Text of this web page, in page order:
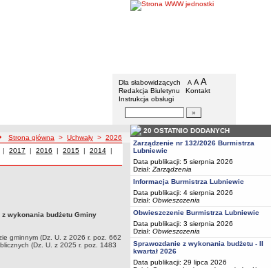
BIP - Urząd Miejski w
Menu dodatkowe
Dla słabowidzących A pomniejsz czcionkę
A standardowy rozmiar
A
Redakcja Biuletynu
Kontakt
Instrukcja obsługi
Wyszukiwarka artykułów
nawigacji
Strona główna > Uchwały > 2026
z roku
| Uchwały z roku
2017 | Uchwały z roku
2016 | Uchwały z roku
2015 | Uchwały z roku
2014 |
Uchwały z roku
roku
2026w sprawie zatwierdzenia sprawozdania finansowego oraz
z dnia 8 marca 1990 r. o samorządzie gminnym (Dz. U. z 2026 r. poz.
r. poz. 1483 ze zm.) Rada Miejska w Lubniewicach uchwala co
wykonania budżetu Gminy
gminnym (Dz. U. z 2026 r. poz. 662
(Dz. U. z 2025 r. poz. 1483
20 OSTATNIO DODANYCH
Zarządzenie nr 132/2026 Burmistrza
Lubniewic
Data publikacji: 5 sierpnia 2026
Dział: Zarządzenia
Informacja Burmistrza Lubniewic
Data publikacji: 4 sierpnia 2026
Dział: Obwieszczenia
Obwieszczenie Burmistrza Lubniewic
Data publikacji: 3 sierpnia 2026
Dział: Obwieszczenia
Sprawozdanie z wykonania budżetu - II
kwartał 2026
Data publikacji: 29 lipca 2026